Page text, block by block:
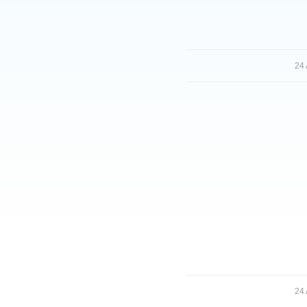
24
24